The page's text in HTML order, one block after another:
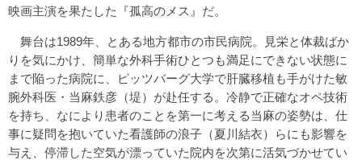
映画主演を果たした『孤高のメス』だ。
舞台は1989年、とある地方都市の市民病院。見栄と体裁ばか
りを気にかけ、簡単な外科手術ひとつも満足にできない状態に
まで陥った病院に、ピッツバーグ大学で肝臓移植も手がけた敏
腕外科医・当麻鉄彦（堤）が赴任する。冷静で正確なオペ技術
を持ち、なにより患者のことを第一に考える当麻の姿勢は、仕
事に疑問を抱いていた看護師の浪子（夏川結衣）らにも影響を
与え、停滞した空気が漂っていた院内を次第に活気づかせてい